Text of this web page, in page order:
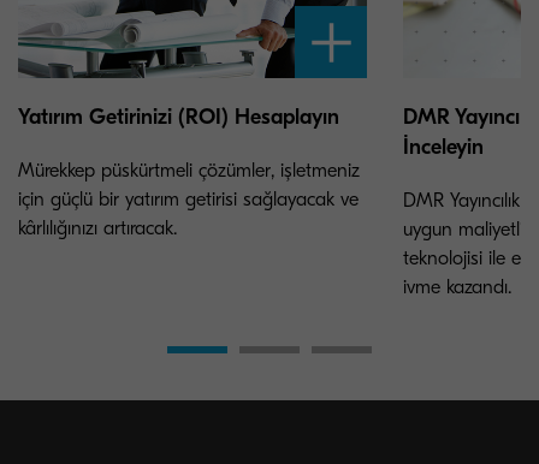
Yatırım Getirinizi (ROI) Hesaplayın
Mürekkep püskürtmeli çözümler, işletmeniz
için güçlü bir yatırım getirisi sağlayacak ve
kârlılığınızı artıracak.
DMR
İnceleyin
DMR Yayıncılık
uygun maliyetli
teknolojisi ile
ivme kazandı.